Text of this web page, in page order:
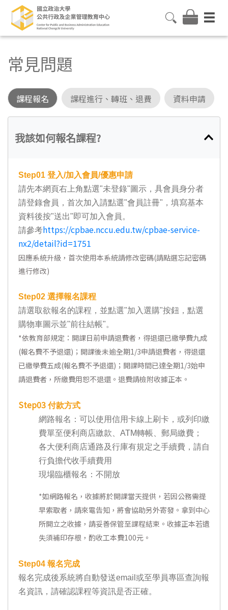
常見問題
課程報名 課程進行、轉班、退費 資料申請
我該如何報名課程?
Step01 登入/加入會員/優惠申請
請先本網頁右上角點選"未登錄"圖示，具會員身分者
請登錄會員，首次加入請點選"會員註冊"，填寫基本
資料後按"送出"即可加入會員。
請參考https://cpbae.nccu.edu.tw/cpbae-service-
nx2/detail?id=1751
因應系統升級，首次使用本系統請修改密碼(請點選忘記密碼
進行修改)
Step02 選擇報名課程
請選取欲報名的課程，並點選"加入選購"按鈕，點選
購物車圖示並"前往結帳"。
*依教育部規定：開課日前申請退費者，得退還已繳學費九成
(報名費不予退還)；開課後未逾全期1/3申請退費者，得退還
已繳學費五成(報名費不予退還)；開課時間已達全期1/3始申
請退費者，所繳費用恕不退還。退費請檢附收據正本。
Step03 付款方式
網路報名：可以使用信用卡線上刷卡，或列印繳
費單至便利商店繳款、ATM轉帳、郵局繳費；
各大便利商店通路及行庫有規定之手續費，請自
行負擔代收手續費用
現場臨櫃報名：不開放
*如網路報名，收據將於開課當天提供，若因公務需提
早索取者，請來電告知，將會協助另外寄發。拿到中心
所開立之收據，請妥善保管至課程結束。收據正本若遺
失須補印存根，酌收工本費100元。
Step04 報名完成
報名完成後系統將自動發送email或至學員專區查詢報
名資訊，請確認課程等資訊是否正確。